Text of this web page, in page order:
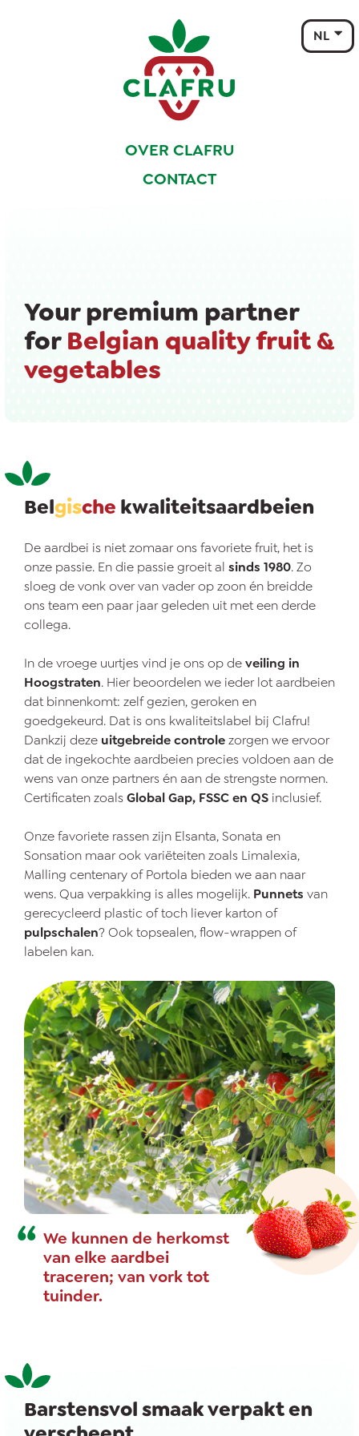
OVER CLAFRU
CONTACT
NL
EN
Your premium partner
forBelgian quality fruit &
vegetables
Belgische kwaliteitsaardbeien
De aardbei is niet zomaar ons favoriete fruit, het is
onze passie. En die passie groeit al sinds 1980. Zo
sloeg de vonk over van vader op zoon én breidde
ons team een paar jaar geleden uit met een derde
collega.
In de vroege uurtjes vind je ons op deveiling in
Hoogstraten. Hier beoordelen we ieder lot aardbeien
dat binnenkomt: zelf gezien, geroken en
goedgekeurd. Dat is ons kwaliteitslabel bij Clafru!
Dankzij deze uitgebreide controlezorgen we ervoor
dat de ingekochte aardbeien precies voldoen aan de
wens van onze partners én aan de strengste normen.
Certificaten zoals Global Gap, FSSC en QS inclusief.
Onze favoriete rassen zijn Elsanta, Sonata en
Sonsation maar ook variëteiten zoals Limalexia,
Malling centenary of Portola bieden we aan naar
wens. Qua verpakking is alles mogelijk. Punnets van
gerecycleerd plastic of toch liever karton of
pulpschalen? Ook topsealen, flow-wrappen of
labelen kan.
We kunnen de herkomst
van elke aardbei
traceren; van vork tot
tuinder.
Barstensvol smaak verpakt en